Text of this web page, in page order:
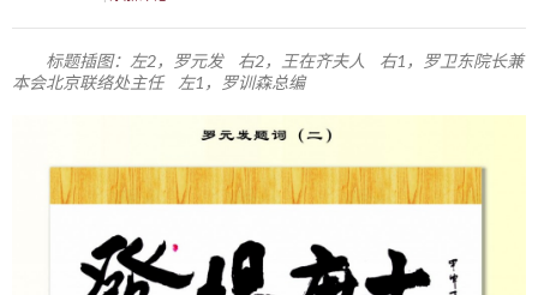
标题插图：左2，罗元发 右2，王在齐夫人 右1，罗卫东院长兼
本会北京联络处主任 左1，罗训森总编